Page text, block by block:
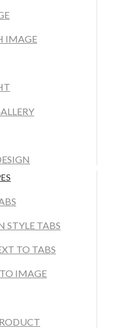
IMAGE
STYLE TABS
TO TABS
IMAGE